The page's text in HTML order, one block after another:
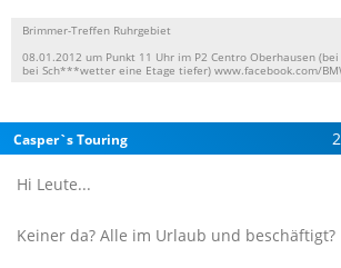
Brimmer-Treffen Ruhrgebiet
08.01.2012 um Punkt 11 Uhr im P2 Centro Oberhausen
bei Sch***wetter eine Etage tiefer) www.facebook.com/
Casper`s Touring
Hi Leute...
Keiner da? Alle im Urlaub und beschäftigt?